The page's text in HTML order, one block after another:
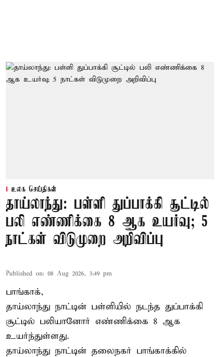
உலக செய்திகள்
தாய்லாந்து: பள்ளி துப்பாக்கி சூட்டில்
பலி எண்ணிக்கை 8 ஆக உயர்வு; 5
நாட்கள் விடுமுறை அறிவிப்பு
Published on: 08 Aug 2026, 3:49 pm
பாங்காக்,
தாய்லாந்து நாட்டின் பள்ளியில் நடந்த துப்பாக்கி
சூட்டில் பலியானோர் எண்ணிக்கை 8 ஆக
உயர்ந்துள்ளது.
தாய்லாந்து நாட்டின் தலைநகர் பாங்காக்கில்